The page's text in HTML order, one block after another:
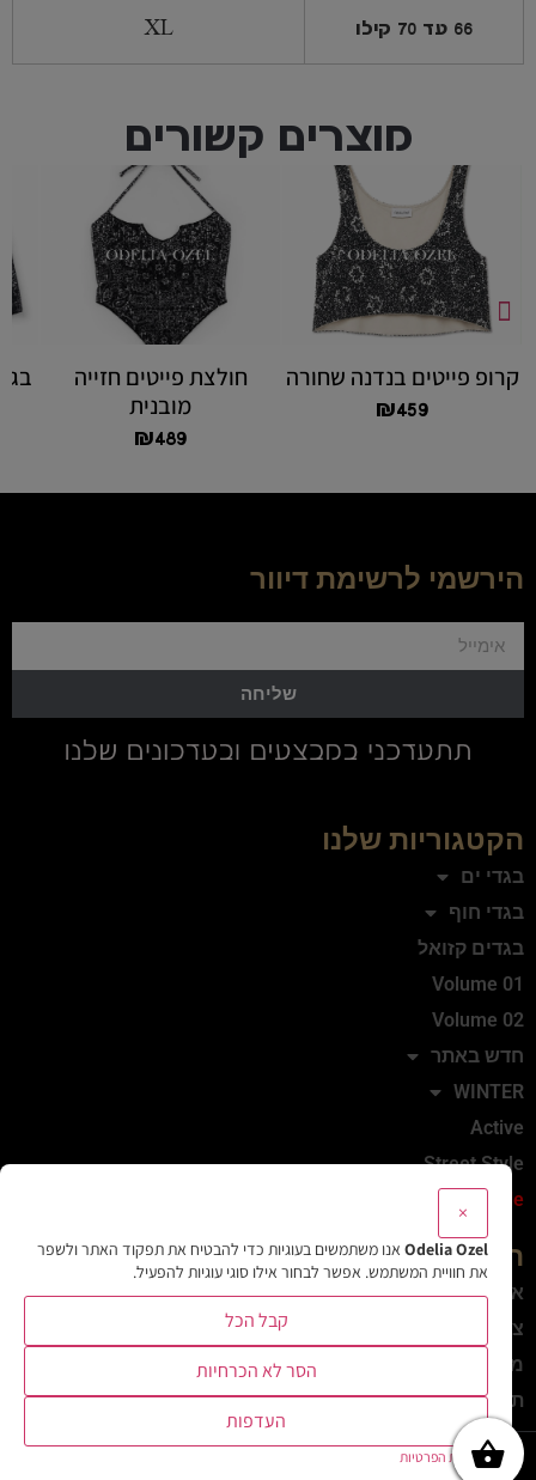
66 עד 70 קילו XL
מוצרים קשורים
קרופ פייטים בנדנה שחורה
₪459
חולצת פייטים חזייה
מובנית
₪489
הירשמי לרשימת דיוור
שליחה
הקטגוריות שלנו
בגדי ים
בגדי חוף
בגדים קזואל
Volume 01
Volume 02
חדש באתר
WINTER
Active
Street Style
Sale
המותג
אודות
צרי קשר
מדיניות משלוחים והחזרות
תקנון
האתר נבנה ע"י Comerox
×
Odelia Ozel אנו משתמשים בעוגיות כדי להבטיח את תפקוד האתר ולשפר
את חוויית המשתמש. אפשר לבחור אילו סוגי עוגיות להפעיל.
קבל הכל
הסר לא הכרחיות
העדפות
מדיניות הפרטיות